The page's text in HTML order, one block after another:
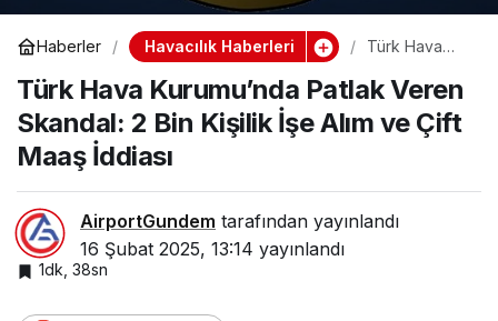
Haberler Havacılık Haberleri
Türk Hava
Patlak Veren
Skandal: 2 Bin
Kişilik İşe Alım
ve Çift Maaş
Türk Hava Kurumu’nda Patlak Veren
Skandal: 2 Bin Kişilik İşe Alım ve Çift
Maaş İddiası
AirportGundem tarafından yayınlandı
16 Şubat 2025, 13:14 yayınlandı
1dk, 38sn